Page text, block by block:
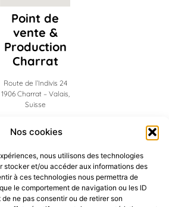
Nos cookies
nous utilisons des technologies
stocker et/ou accéder aux informations des
à ces technologies nous permettra de
le comportement de navigation ou les ID
ne pas consentir ou de retirer son
Point de
vente &
Production
Charrat
Route de l’Indivis 24
1906 Charrat – Valais,
Suisse
Administration
Ch. des Frigos 19
1908 Riddes – Valais,
Suisse